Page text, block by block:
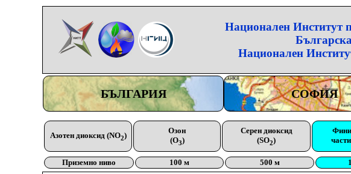
Национален Институт
Национален
БЪЛГАРИЯ СОФИЯ
Азотен диоксид (NO2)
Озон
(O3)
Серен диоксид
(SO2)
Приземно ниво 100 м 500 м